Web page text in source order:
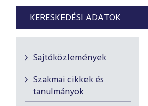
KERESKEDÉSI ADATOK
Sajtóközlemények
Szakmai cikkek és
tanulmányok